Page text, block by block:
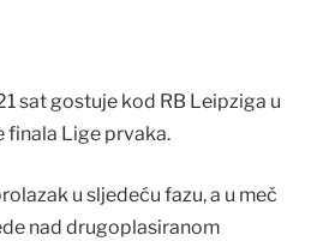
sat gostuje kod RB Leipziga u
finala Lige prvaka.
u sljedeću fazu, a u meč
nad drugoplasiranom